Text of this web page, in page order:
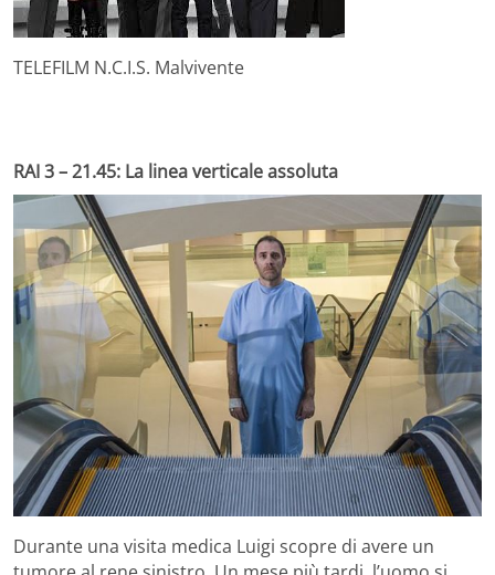
TELEFILM N.C.I.S. Malvivente
RAI 3 – 21.45: La linea verticale assoluta
Durante una visita medica Luigi scopre di avere un